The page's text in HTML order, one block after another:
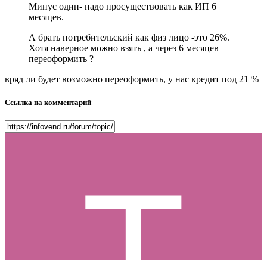
Минус один- надо просуществовать как ИП 6
месяцев.
А брать потребительский как физ лицо -это 26%.
Хотя наверное можно взять , а через 6 месяцев
переоформить ?
вряд ли будет возможно переоформить, у нас кредит под 21 %
Ссылка на комментарий